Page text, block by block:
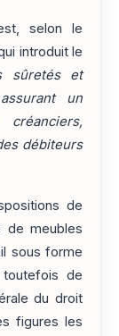
selon le
introduit le
sûretés et
un
débiteurs
de
de meubles
sous forme
de
du droit
figures les